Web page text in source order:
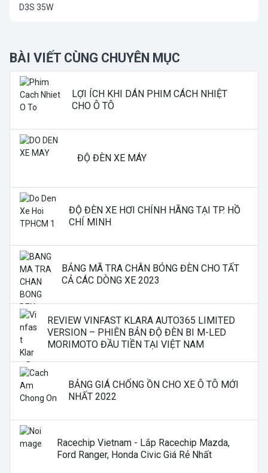
BÀI VIẾT CÙNG CHUYÊN MỤC
LỢI ÍCH KHI DÁN PHIM CÁCH NHIỆT
CHO Ô TÔ
ĐỘ ĐÈN XE MÁY
ĐỘ ĐÈN XE HƠI CHÍNH HÃNG TẠI TP. HỒ
CHÍ MINH
BẢNG MÃ TRA CHÂN BÓNG ĐÈN CHO TẤT
CẢ CÁC DÒNG XE 2023
REVIEW VINFAST KLARA AUTO365 LIMITED
VERSION – PHIÊN BẢN ĐỘ ĐÈN BI M-LED
MORIMOTO ĐẦU TIỀN TẠI VIỆT NAM
BẢNG GIÁ CHỐNG ỒN CHO XE Ô TÔ MỚI
NHẤT 2022
Racechip Vietnam - Lắp Racechip Mazda,
Ford Ranger, Honda Civic Giá Rẻ Nhất